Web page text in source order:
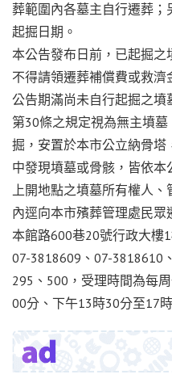
葬範圍內各墓主自行遷葬
起掘日期。
本公告發布日前，已起掘之
不得請領遷葬補償費或救濟
公告期滿尚未自行起掘之
第30條之規定視為無主墳
掘，安置於本市公立納骨
中發現墳墓或骨骸，皆依本
上開地點之墳墓所有權人
內逕向本市殯葬管理處民
本館路600巷20號行政大樓
07-3818609、07-3818610
295、500，受理時間為每
00分、下午13時30分至17